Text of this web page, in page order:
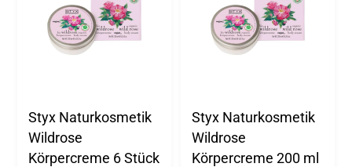
Styx Naturkosmetik
Wildrose
Körpercreme 6 Stück
Styx Naturkosmetik
Wildrose
Körpercreme 200 ml